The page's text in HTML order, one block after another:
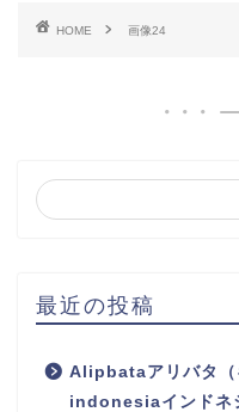
HOME 画像24
最近の投稿
Alipbataアリバタ（
indonesiaインドネ